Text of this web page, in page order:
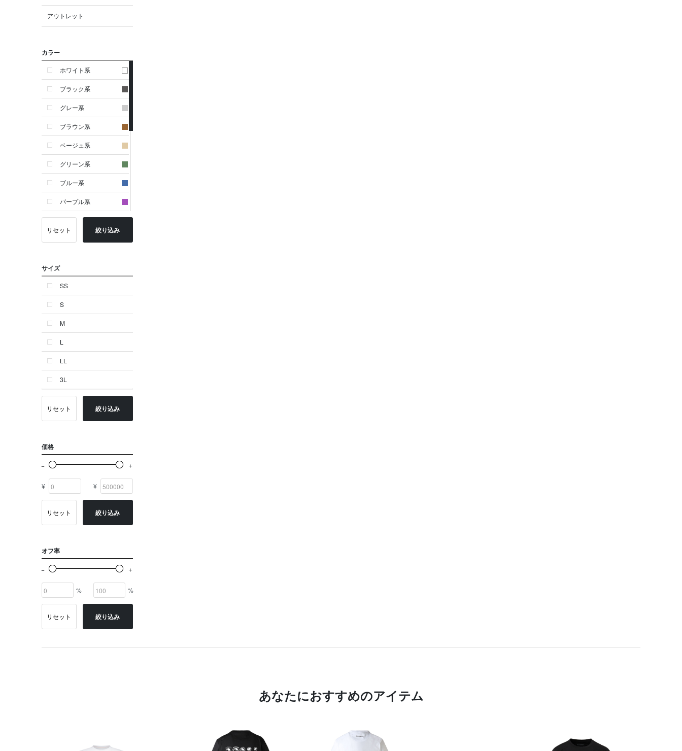
アウトレット
カラー
ホワイト系
ブラック系
グレー系
ブラウン系
ベージュ系
グリーン系
ブルー系
パープル系
イエロー系
オレンジ系
シルバー系
ゴールド系
その他
イニシャル
OTHERS
リセット 絞り込み
サイズ
SS
S
M
L
LL
3L
リセット 絞り込み
価格
¥ ¥
リセット 絞り込み
オフ率
% %
リセット 絞り込み
あなたにおすすめのアイテム